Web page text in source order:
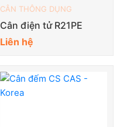
CÂN THÔNG DỤNG
Cân điện tử R21PE
Liên hệ